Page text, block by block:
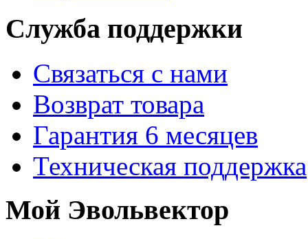
Служба поддержки
Связаться с нами
Возврат товара
Гарантия 6 месяцев
Техническая поддержка
Мой Эвольвектор